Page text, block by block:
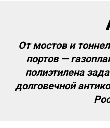
От мостов и
портов —
полиэтилена
долговечной